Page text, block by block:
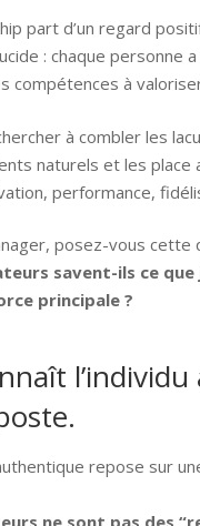
part d’un regard
: chaque personne
compétences à
à combler les
naturels et les place
performance,
posez-vous cette
savent-ils ce que
principale ?
repose sur
ne sont pas des